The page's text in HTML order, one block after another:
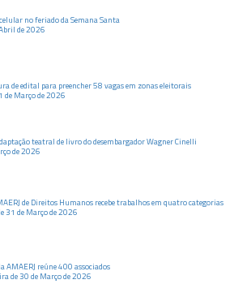
no feriado da Semana Santa
de2026
de edital para preencher 58 vagas em zonas eleitorais
de Marçode2026
teatral de livro do desembargador Wagner Cinelli
de2026
de Direitos Humanos recebe trabalhos em quatro categorias
31 de Marçode2026
reúne 400 associados
de30 de Marçode2026